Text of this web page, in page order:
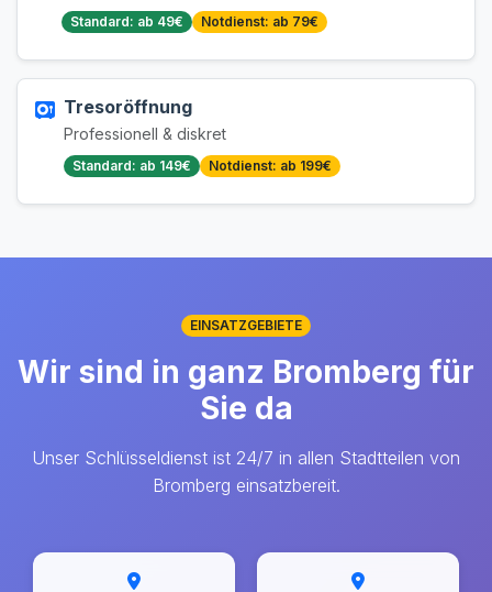
Standard: ab 49€ Notdienst: ab 79€
Tresoröffnung
Professionell & diskret
Standard: ab 149€ Notdienst: ab 199€
EINSATZGEBIETE
Wir sind in ganz Bromberg für
Sie da
Unser Schlüsseldienst ist 24/7 in allen Stadtteilen von
Bromberg einsatzbereit.